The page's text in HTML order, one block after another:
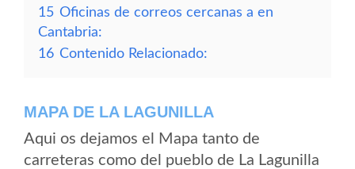
15 Oficinas de correos cercanas a en
Cantabria:
16 Contenido Relacionado:
MAPA DE LA LAGUNILLA
Aqui os dejamos el Mapa tanto de
carreteras como del pueblo de La Lagunilla